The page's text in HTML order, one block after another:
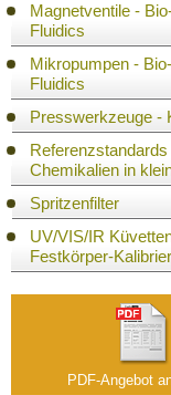
Magnetventile -
Fluidics
Mikropumpen -
Fluidics
Presswerkzeuge -
Referenzstandards
Chemikalien in
Spritzenfilter
UV/VIS/IR
Festkörper-
PDF-Angebot